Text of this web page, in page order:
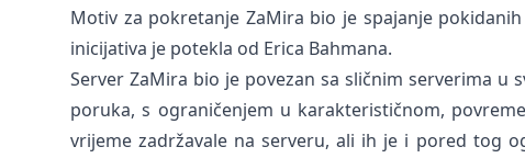
Motiv za pokretanje ZaMira bio je spajanje
inicijativa je potekla od Erica Bahmana.
Server ZaMira bio je povezan sa sličnim serverima
poruka, s ograničenjem u karakterističnom,
vrijeme zadržavale na serveru, ali ih je i pored tog